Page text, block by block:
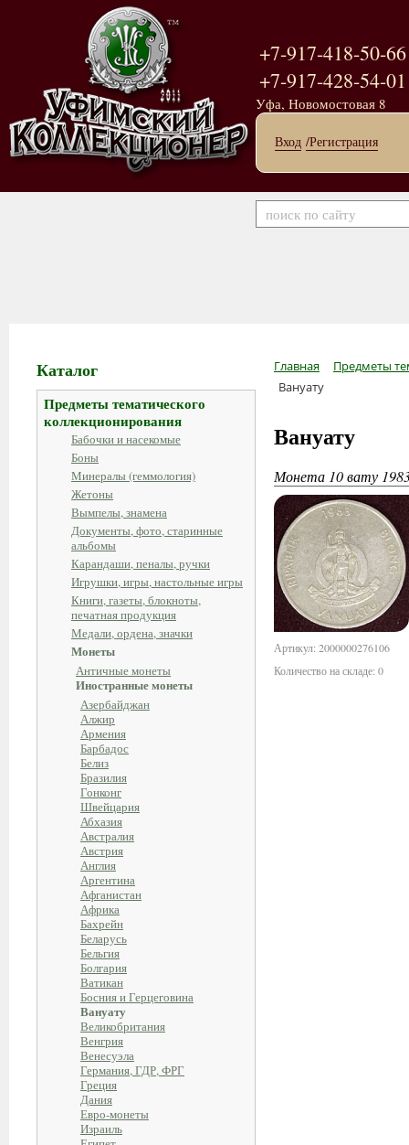
+7-917-418-50-66
+7-917-428-54-01
Уфа, Новомостовая 8
Вход /Регистрация
Каталог
Предметы тематического
коллекционирования
Бабочки и насекомые
Боны
Минералы (геммология)
Жетоны
Вымпелы, знамена
Документы, фото, старинные
альбомы
Карандаши, пеналы, ручки
Игрушки, игры, настольные игры
Книги, газеты, блокноты,
печатная продукция
Медали, ордена, значки
Монеты
Античные монеты
Иностранные монеты
Азербайджан
Алжир
Армения
Барбадос
Белиз
Бразилия
Гонконг
Швейцария
Абхазия
Австралия
Австрия
Англия
Аргентина
Афганистан
Африка
Бахрейн
Беларусь
Бельгия
Болгария
Ватикан
Босния и Герцеговина
Вануату
Великобритания
Венгрия
Венесуэла
Германия, ГДР, ФРГ
Греция
Дания
Евро-монеты
Израиль
Главная
Предметы
Вануату
Вануату
Монета 10 вату
Артикул: 2000000276106
Количество на складе: 0